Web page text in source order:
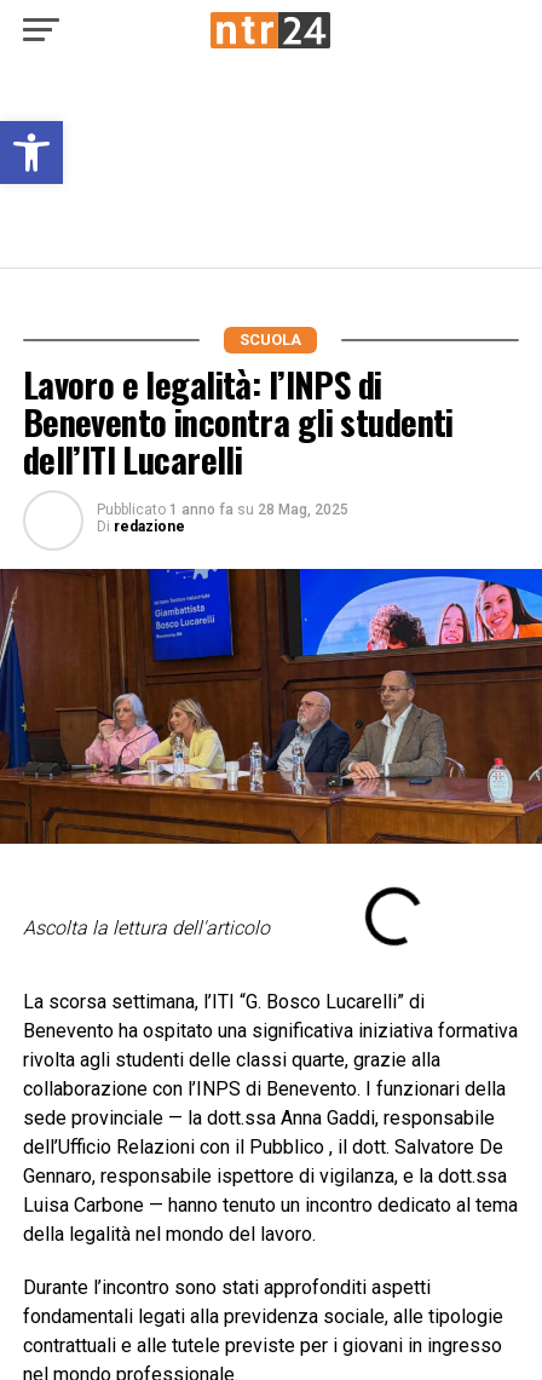
Open toolbar
SCUOLA
Lavoro e legalità: l’INPS di
Benevento incontra gli studenti
dell’ITI Lucarelli
Pubblicato 1 anno fa su 28 Mag, 2025
Di redazione
Ascolta la lettura dell'articolo
La scorsa settimana, l’ITI “G. Bosco Lucarelli” di
Benevento ha ospitato una significativa iniziativa formativa
rivolta agli studenti delle classi quarte, grazie alla
collaborazione con l’INPS di Benevento. I funzionari della
sede provinciale — la dott.ssa Anna Gaddi, responsabile
dell’Ufficio Relazioni con il Pubblico , il dott. Salvatore De
Gennaro, responsabile ispettore di vigilanza, e la dott.ssa
Luisa Carbone — hanno tenuto un incontro dedicato al tema
della legalità nel mondo del lavoro.
Durante l’incontro sono stati approfonditi aspetti
fondamentali legati alla previdenza sociale, alle tipologie
contrattuali e alle tutele previste per i giovani in ingresso
nel mondo professionale.